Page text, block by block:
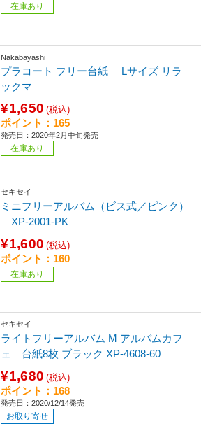
在庫あり
Nakabayashi
プラコート フリー台紙 Lサイズ リラ
ックマ
¥1,650 (税込)
ポイント：165
発売日：2020年2月中旬発売
在庫あり
セキセイ
ミニフリーアルバム（ビス式／ピンク）
XP-2001-PK
¥1,600 (税込)
ポイント：160
在庫あり
セキセイ
ライトフリーアルバム M アルバムカフ
ェ 台紙8枚 ブラック XP-4608-60
¥1,680 (税込)
ポイント：168
発売日：2020/12/14発売
お取り寄せ